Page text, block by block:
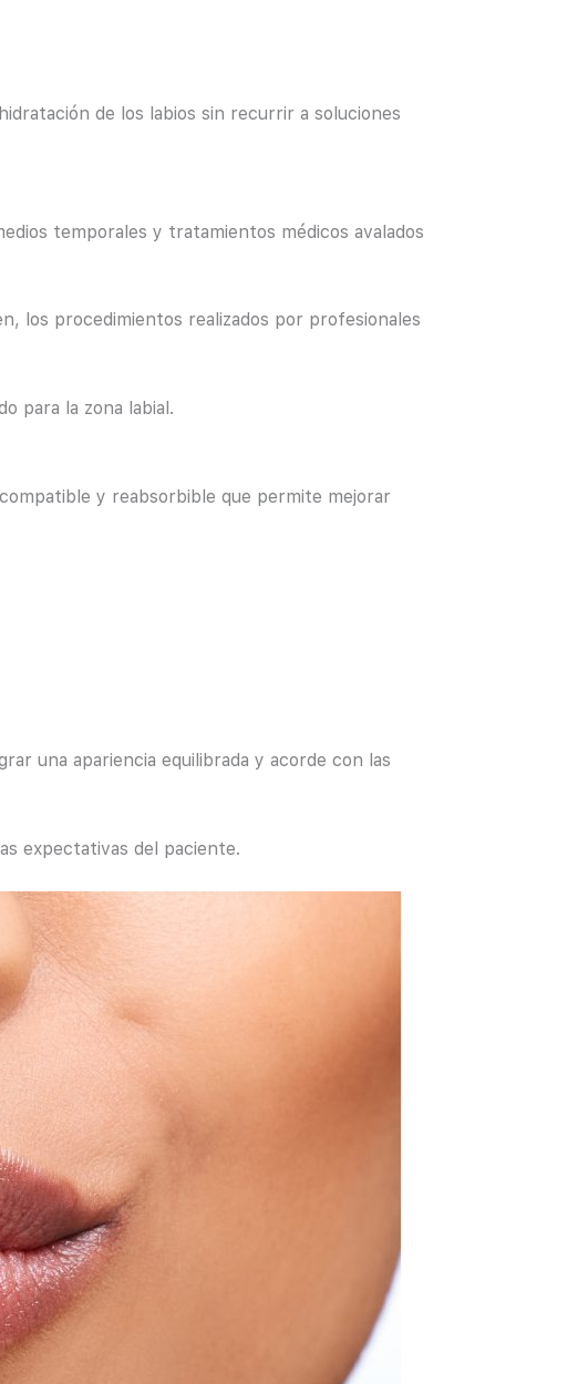
de los labios sin recurrir a soluciones
temporales y tratamientos médicos avalados
los procedimientos realizados por profesionales
para la zona labial.
y reabsorbible que permite mejorar
una apariencia equilibrada y acorde con las
expectativas del paciente.